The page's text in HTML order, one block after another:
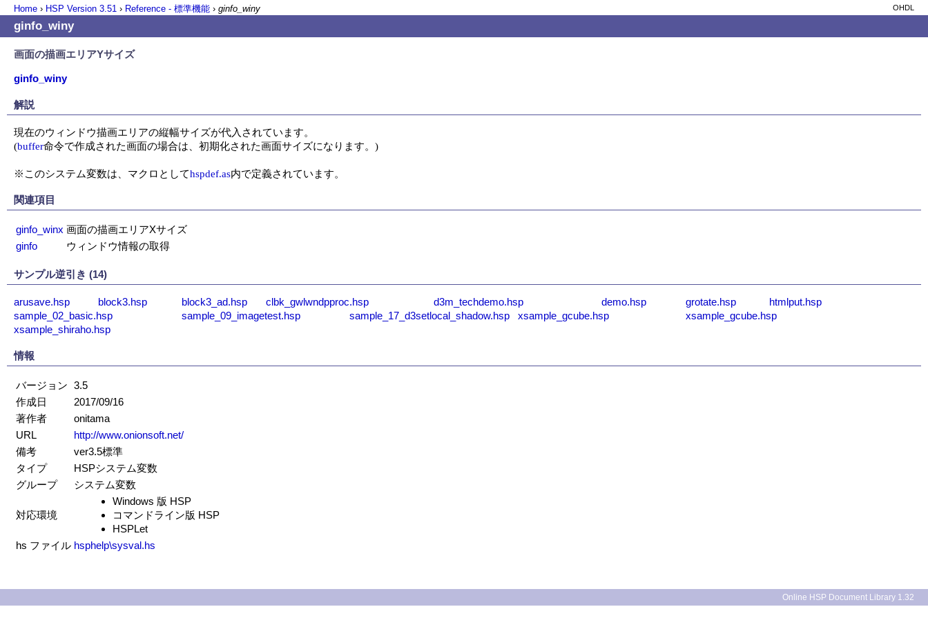
Home › HSP Version 3.51 › Reference - 標準機能 › ginfo_winy OHDL
ginfo_winy
画面の描画エリアYサイズ
ginfo_winy
解説
現在のウィンドウ描画エリアの縦幅サイズが代入されています。
(buffer命令で作成された画面の場合は、初期化された画面サイズになります。)
※このシステム変数は、マクロとしてhspdef.as内で定義されています。
関連項目
ginfo_winx 画面の描画エリアXサイズ
ginfo
ウィンドウ情報の取得
サンプル逆引き (14)
arusave.hsp block3.hsp block3_ad.hsp clbk_gwlwndpproc.hsp d3m_techdemo.hsp demo.hsp grotate.hsp
htmlput.hsp
sample_02_basic.hsp
sample_09_imagetest.hsp sample_17_d3setlocal_shadow.hsp xsample_gcube.hsp
xsample_gcube.hsp
xsample_shiraho.hsp
情報
バージョン 3.5
作成日
2017/09/16
著作者
onitama
URL
http://www.onionsoft.net/
備考
ver3.5標準
タイプ
HSPシステム変数
グループ
システム変数
対応環境
Windows 版 HSP
コマンドライン版 HSP
HSPLet
hs ファイル hsphelp\sysval.hs
Online HSP Document Library 1.32